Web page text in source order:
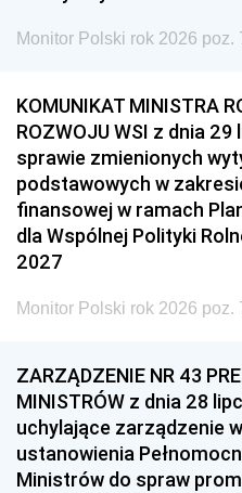
Monitor Polski rok 2026 poz.
KOMUNIKAT MINISTRA
ROZWOJU WSI z dnia 29
sprawie zmienionych
podstawowych w
finansowej w ramach
dla Wspólnej Polityki
2027
Monitor Polski rok 2026 poz.
ZARZĄDZENIE NR 43
MINISTRÓW z dnia 28
uchylające zarządzenie
ustanowienia
Ministrów do spraw